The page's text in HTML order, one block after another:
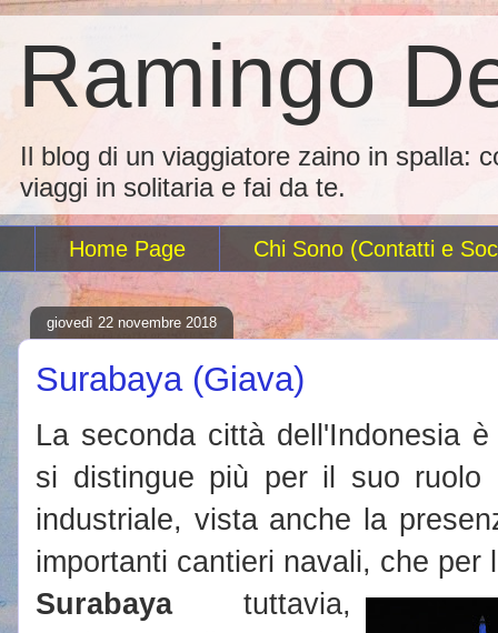
Ramingo
Il blog di un viaggiatore zaino in spalla:
viaggi in solitaria e fai da te.
Home Page Chi Sono (Contatti e
giovedì 22 novembre 2018
Surabaya (Giava)
La seconda città dell'Indonesia
si distingue più per il suo ruolo
industriale, vista anche la
importanti cantieri navali, che per
Surabayatuttavia,